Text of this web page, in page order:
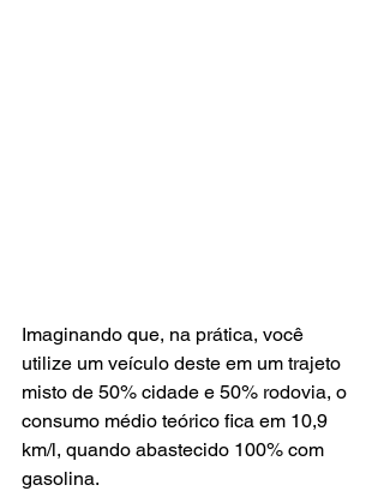
Imaginando que, na prática, você
utilize um veículo deste em um trajeto
misto de 50% cidade e 50% rodovia, o
consumo médio teórico fica em 10,9
km/l, quando abastecido 100% com
gasolina.